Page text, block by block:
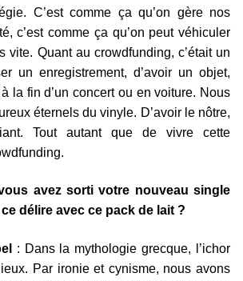
C’est comme ça qu’on gère nos
c’est comme ça qu’on peut véhiculer
vite. Quant au crowdfunding, c’était un
un enregistrement, d’avoir un objet,
la fin d’un concert ou en voiture. Nous
éternels du vinyle. D’avoir le nôtre,
Tout autant que de vivre cette
avez sorti votre nouveau single
délire avec ce pack de lait ?
: Dans la mythologie grecque, l’ichor
Par ironie et cynisme, nous avons